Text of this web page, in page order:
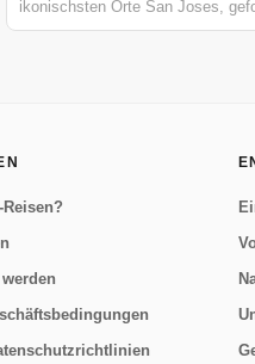
ikonischsten Orte San Joses,
köstlichen Abendessen in einem